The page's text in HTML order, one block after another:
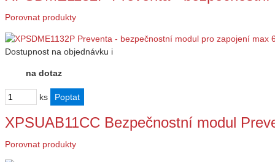
Porovnat produkty
Dostupnost na objednávku i
na dotaz
ks
XPSUAB11CC Bezpečnostní modul
Porovnat produkty